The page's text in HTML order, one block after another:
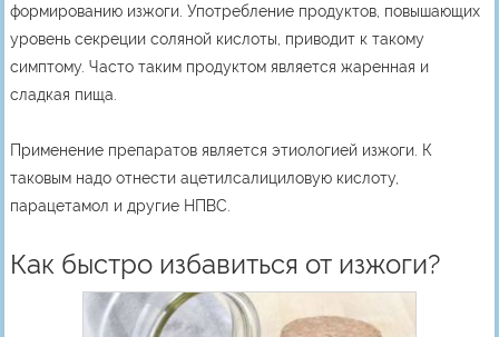
формированию изжоги. Употребление продуктов, повышающих
уровень секреции соляной кислоты, приводит к такому
симптому. Часто таким продуктом является жаренная и
сладкая пища.
Применение препаратов является этиологией изжоги. К
таковым надо отнести ацетилсалициловую кислоту,
парацетамол и другие НПВС.
Как быстро избавиться от изжоги?